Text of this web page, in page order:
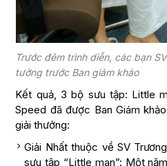
Trước đêm trình diễn, các bạn
tưởng trước Ban giám khảo
Kết quả, 3 bộ sưu tập: Little
Speed đã được Ban Giám
giải thưởng:
Giải Nhất thuộc về SV
sưu tập “Little man”: Một